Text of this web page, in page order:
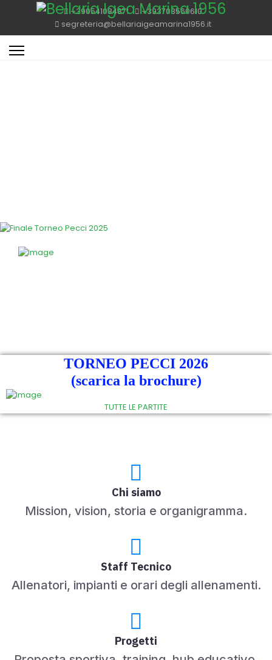
+390541084871
+393703560610
segreteria@bellariaigeamarina1956.it
TORNEO PECCI 2026
(scarica la brochure)
TUTTE LE PARTITE
Chi siamo
Mission, vision, storia e organigramma.
Staff Tecnico
Allenatori, impianti e orari degli allenamenti.
Progetti